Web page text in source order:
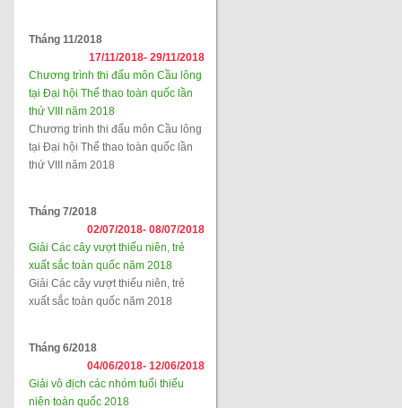
Tháng 11/2018
17/11/2018- 29/11/2018
Chương trình thi đấu môn Cầu lông
tại Đại hội Thể thao toàn quốc lần
thứ VIII năm 2018
Chương trình thi đấu môn Cầu lông
tại Đại hội Thể thao toàn quốc lần
thứ VIII năm 2018
Tháng 7/2018
02/07/2018- 08/07/2018
Giải Các cây vượt thiếu niên, trẻ
xuất sắc toàn quốc năm 2018
Giải Các cây vượt thiếu niên, trẻ
xuất sắc toàn quốc năm 2018
Tháng 6/2018
04/06/2018- 12/06/2018
Giải vô địch các nhóm tuổi thiếu
niên toàn quốc 2018